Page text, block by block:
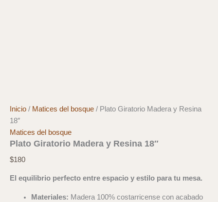
Inicio / Matices del bosque / Plato Giratorio Madera y Resina
18″
Matices del bosque
Plato Giratorio Madera y Resina 18″
$180
El equilibrio perfecto entre espacio y estilo para tu mesa.
Materiales: Madera 100% costarricense con acabado